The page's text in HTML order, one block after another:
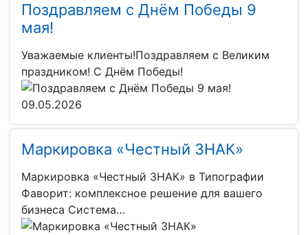
Поздравляем с Днём Победы 9
мая!
Уважаемые клиенты!Поздравляем с Великим
праздником! С Днём Победы!
09.05.2026
Маркировка «Честный ЗНАК»
Маркировка «Честный ЗНАК» в Типографии
Фаворит: комплексное решение для вашего
бизнеса Система…